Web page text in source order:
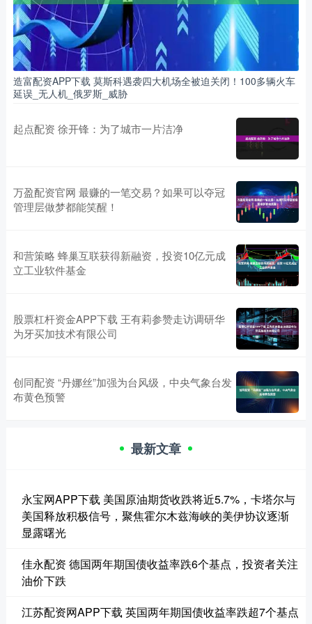
造富配资APP下载 莫斯科遇袭四大机场全被迫关闭！100多辆火车
延误_无人机_俄罗斯_威胁
起点配资 徐开锋：为了城市一片洁净
万盈配资官网 最赚的一笔交易？如果可以夺冠
管理层做梦都能笑醒！
和营策略 蜂巢互联获得新融资，投资10亿元成
立工业软件基金
股票杠杆资金APP下载 王有莉参赞走访调研华
为牙买加技术有限公司
创同配资 “丹娜丝”加强为台风级，中央气象台发
布黄色预警
最新文章
永宝网APP下载 美国原油期货收跌将近5.7%，卡塔尔与
美国释放积极信号，聚焦霍尔木兹海峡的美伊协议逐渐
显露曙光
佳永配资 德国两年期国债收益率跌6个基点，投资者关注
油价下跌
江苏配资网APP下载 英国两年期国债收益率跌超7个基点